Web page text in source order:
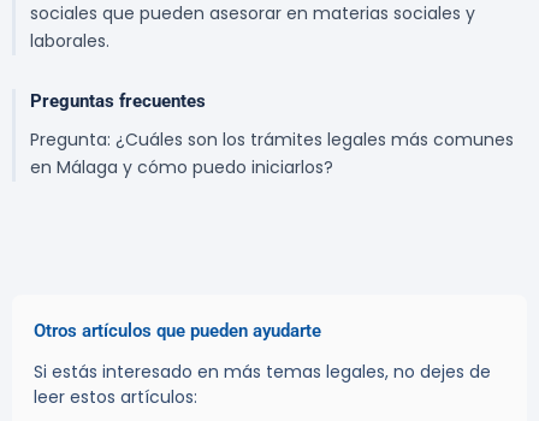
sociales que pueden asesorar en materias sociales y
laborales.
Preguntas frecuentes
Pregunta: ¿Cuáles son los trámites legales más comunes
en Málaga y cómo puedo iniciarlos?
Otros artículos que pueden ayudarte
Si estás interesado en más temas legales, no dejes de
leer estos artículos: